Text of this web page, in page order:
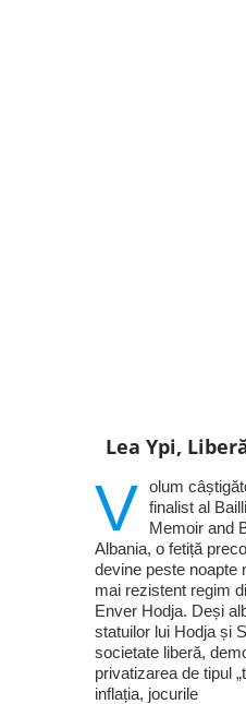
Lea Ypi,
V olum
finalist al
Memoir and
Albania, o fetiță
devine peste noapte
mai rezistent regim
Enver Hodja. Deși
statuilor lui Hodja și
societate liberă,
privatizarea de tipul
inflația, jocurile